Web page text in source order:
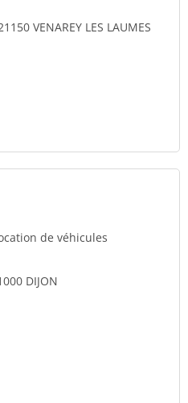
VENAREY LES LAUMES
de véhicules
DIJON